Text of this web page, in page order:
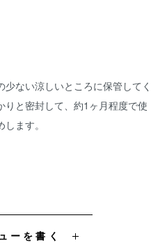
ない涼しいところに保管してく
りと密封して、約1ヶ月程度で使
ます。
ーを書く